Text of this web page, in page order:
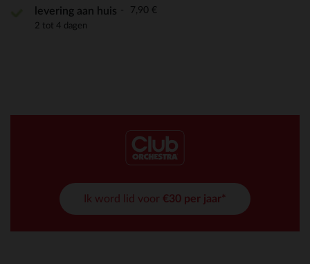
levering aan huis 7,90 €
2 tot 4 dagen
Ik word lid voor €30 per jaar*